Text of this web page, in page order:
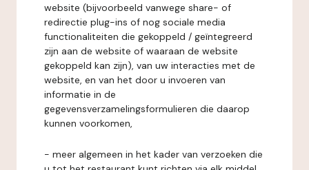
website (bijvoorbeeld vanwege share- of
redirectie plug-ins of nog sociale media
functionaliteiten die gekoppeld / geïntegreerd
zijn aan de website of waaraan de website
gekoppeld kan zijn), van uw interacties met de
website, en van het door u invoeren van
informatie in de
gegevensverzamelingsformulieren die daarop
kunnen voorkomen,
- meer algemeen in het kader van verzoeken die